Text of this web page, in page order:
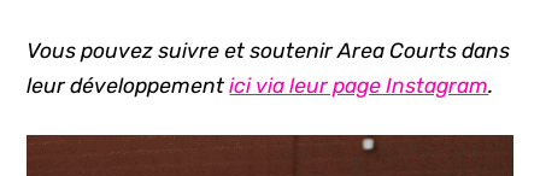
Vous pouvez suivre et soutenir Area Courts dans
leur développementici via leur page Instagram.